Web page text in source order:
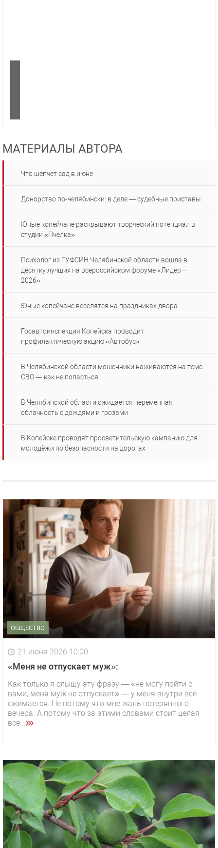
МАТЕРИАЛЫ АВТОРА
Что шепчет сад в июне
Донорство по‑челябински: в деле — судебные приставы
Юные копейчане раскрывают творческий потенциал в
студии «Пчёлка»
Психолог из ГУФСИН Челябинской области вошла в
десятку лучших на всероссийском форуме «Лидер –
2026»
Юные копейчане веселятся на праздниках двора
Госавтоинспекция Копейска проводит
профилактическую акцию «Автобус»
В Челябинской области мошенники наживаются на теме
СВО — как не попасться
В Челябинской области ожидается переменная
облачность с дождями и грозами
В Копейске проводят просветительскую кампанию для
молодёжи по безопасности на дорогах
ОБЩЕСТВО
21 июня 2026 10:00
«Меня не отпускает муж»:
Как только я слышу эту фразу — «не могу пойти с
вами, меня муж не отпускает» — у меня внутри всё
сжимается. Не потому что мне жаль потерянного
вечера. А потому что за этими словами стоит целая
все...